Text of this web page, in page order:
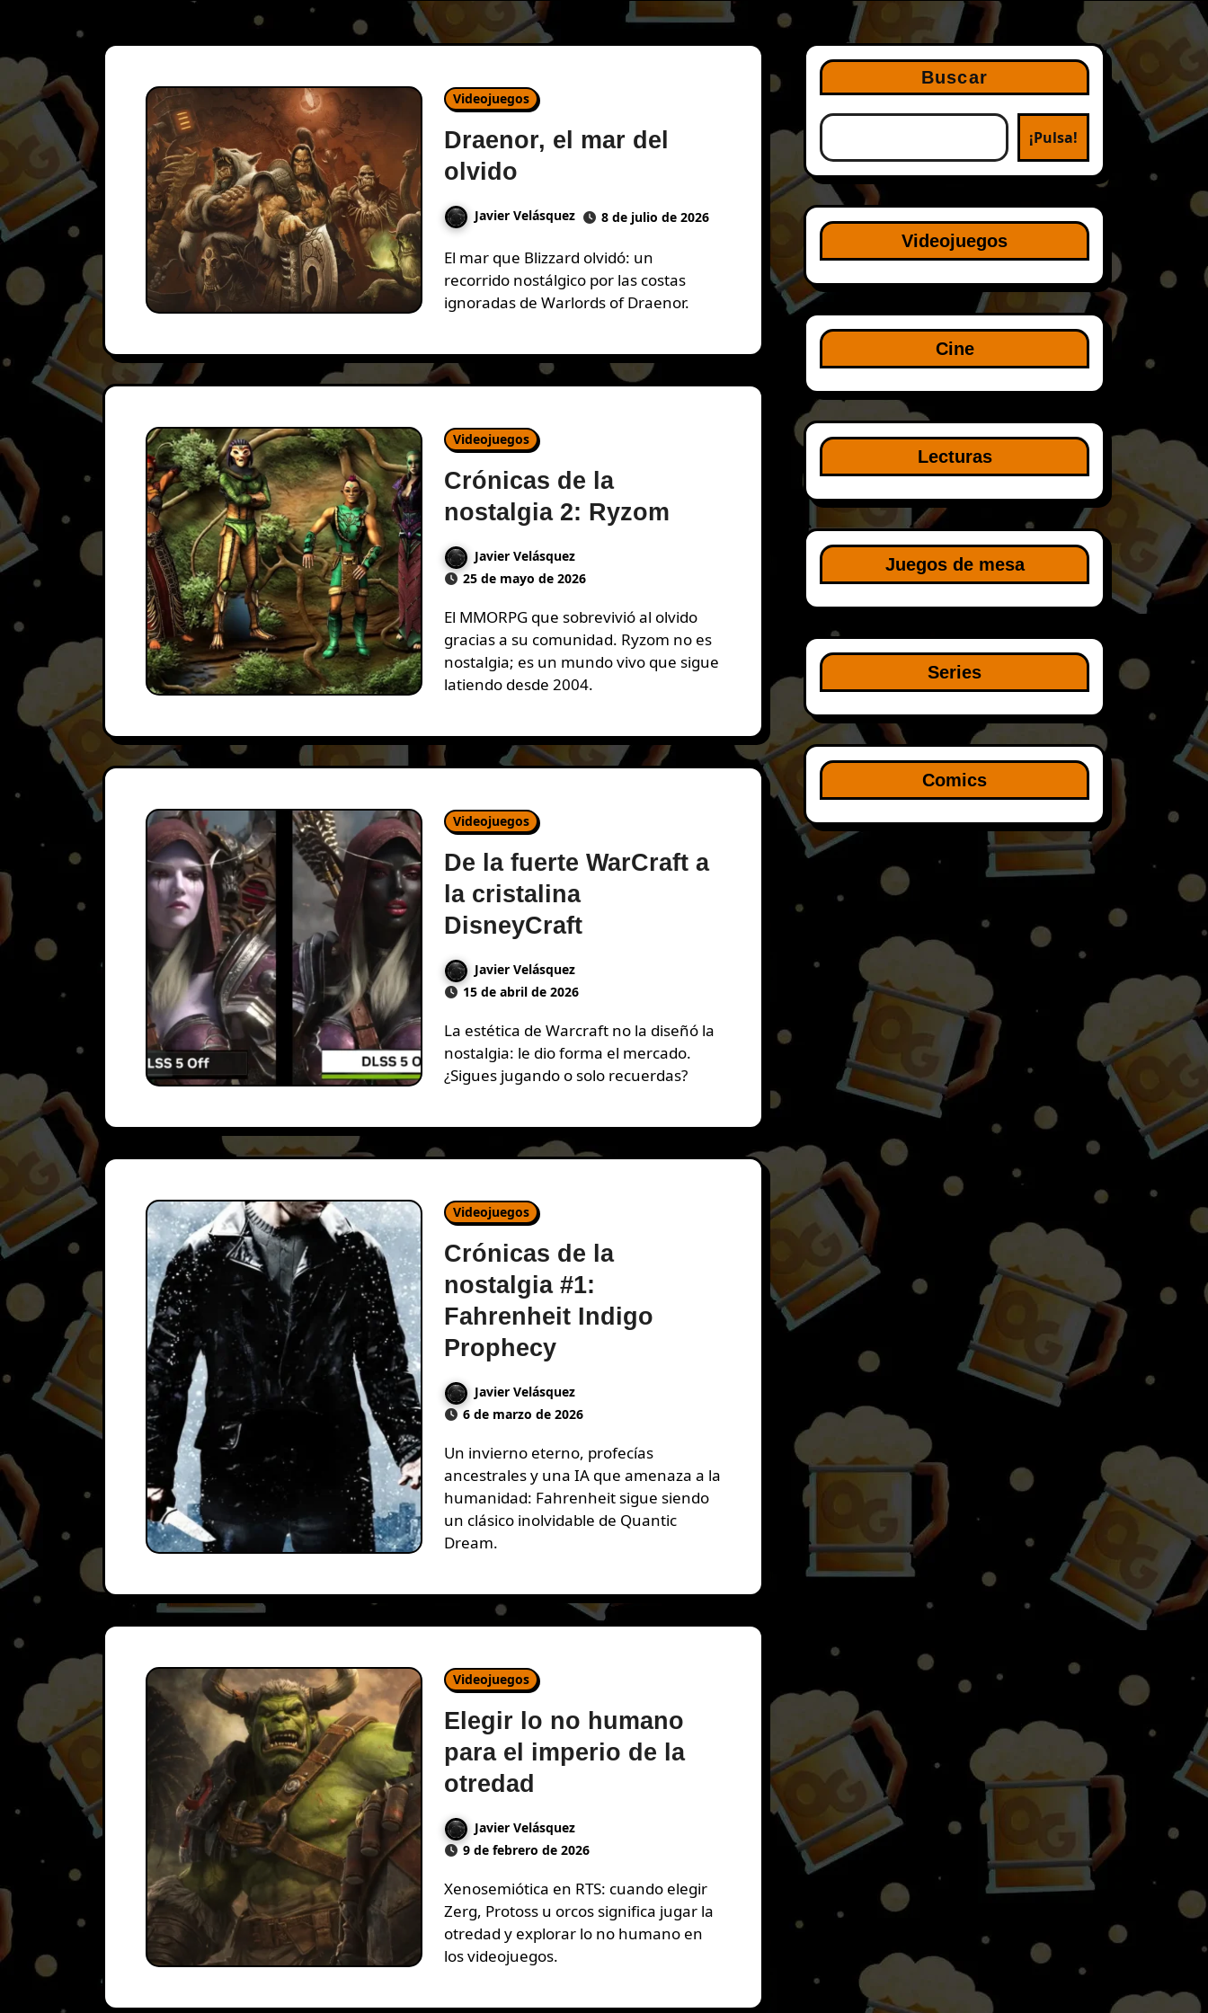
Videojuegos
Draenor, el mar del
olvido
Javier Velásquez 8 de julio de 2026
El mar que Blizzard olvidó: un
recorrido nostálgico por las costas
ignoradas de Warlords of Draenor.
Videojuegos
Crónicas de la
nostalgia 2: Ryzom
Javier Velásquez
25 de mayo de 2026
El MMORPG que sobrevivió al olvido
gracias a su comunidad. Ryzom no es
nostalgia; es un mundo vivo que sigue
latiendo desde 2004.
Videojuegos
De la fuerte WarCraft a
la cristalina
DisneyCraft
Javier Velásquez
15 de abril de 2026
La estética de Warcraft no la diseñó la
nostalgia: le dio forma el mercado.
¿Sigues jugando o solo recuerdas?
Videojuegos
Crónicas de la
nostalgia #1:
Fahrenheit Indigo
Prophecy
Javier Velásquez
6 de marzo de 2026
Un invierno eterno, profecías
ancestrales y una IA que amenaza a la
humanidad: Fahrenheit sigue siendo
un clásico inolvidable de Quantic
Dream.
Videojuegos
Elegir lo no humano
para el imperio de la
otredad
Javier Velásquez
9 de febrero de 2026
Xenosemiótica en RTS: cuando elegir
Zerg, Protoss u orcos significa jugar la
otredad y explorar lo no humano en
los videojuegos.
Buscar
¡Pulsa!
Videojuegos
Cine
Lecturas
Juegos de mesa
Series
Comics